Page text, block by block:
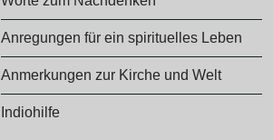
Anregungen für ein spirituelles Leben
Anmerkungen zur Kirche und Welt
Indiohilfe